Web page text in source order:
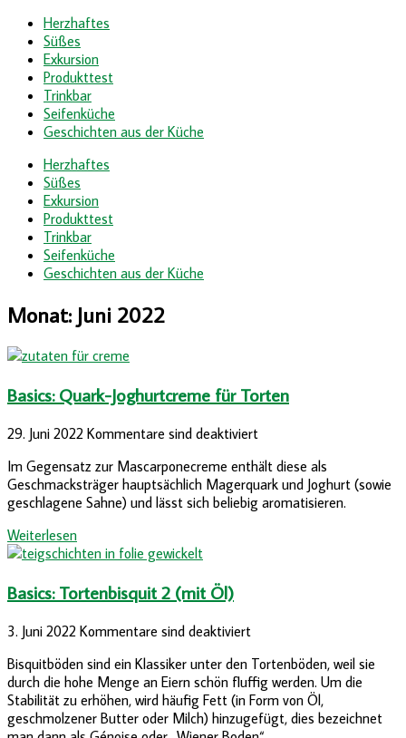
Herzhaftes
Süßes
Exkursion
Produkttest
Trinkbar
Seifenküche
Geschichten aus der Küche
Herzhaftes
Süßes
Exkursion
Produkttest
Trinkbar
Seifenküche
Geschichten aus der Küche
Monat: Juni 2022
Basics: Quark-Joghurtcreme für Torten
29. Juni 2022 Kommentare sind deaktiviert
Im Gegensatz zur Mascarponecreme enthält diese als
Geschmacksträger hauptsächlich Magerquark und Joghurt (sowie
geschlagene Sahne) und lässt sich beliebig aromatisieren.
Weiterlesen
Basics: Tortenbisquit 2 (mit Öl)
3. Juni 2022 Kommentare sind deaktiviert
Bisquitböden sind ein Klassiker unter den Tortenböden, weil sie
durch die hohe Menge an Eiern schön fluffig werden. Um die
Stabilität zu erhöhen, wird häufig Fett (in Form von Öl,
geschmolzener Butter oder Milch) hinzugefügt, dies bezeichnet